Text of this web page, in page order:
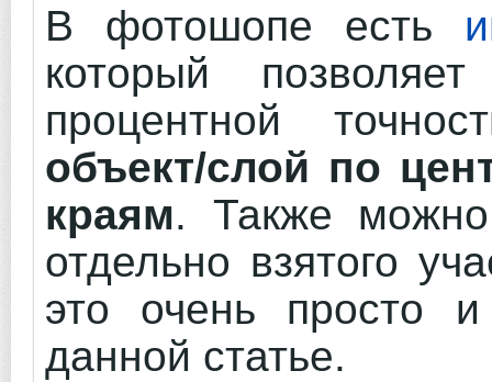
В фотошопе есть
который
процентной
объект/слой по
краям. Также можно
отдельно взятого
это очень просто
данной статье.